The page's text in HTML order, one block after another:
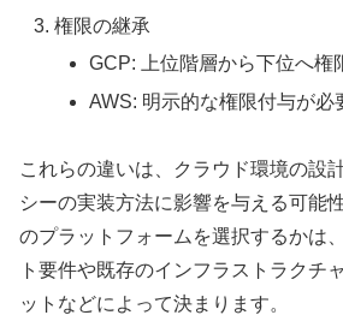
権限の継承
GCP: 上位階層から下位へ権
AWS: 明示的な権限付与が必
これらの違いは、クラウド環境の設
シーの実装方法に影響を与える可能
のプラットフォームを選択するかは
ト要件や既存のインフラストラクチ
ットなどによって決まります。